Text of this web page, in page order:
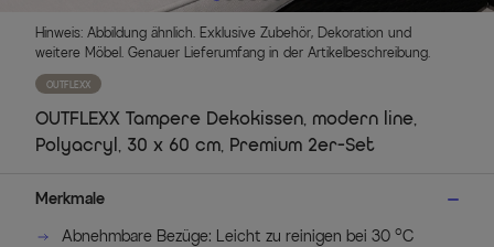
Hinweis: Abbildung ähnlich. Exklusive Zubehör, Dekoration und
weitere Möbel. Genauer Lieferumfang in der Artikelbeschreibung.
OUTFLEXX
OUTFLEXX Tampere Dekokissen, modern line,
Polyacryl, 30 x 60 cm, Premium 2er-Set
Merkmale
Abnehmbare Bezüge: Leicht zu reinigen bei 30 °C